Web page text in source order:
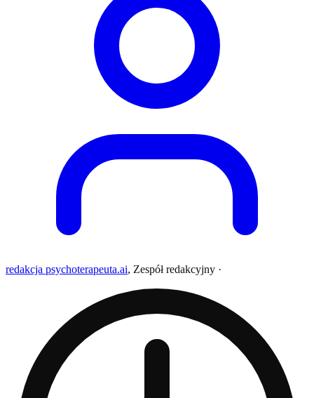
redakcja psychoterapeuta.ai, Zespół redakcyjny ·